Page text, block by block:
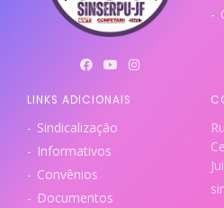
LINKS ADICIONAIS
Sindicalização
Informativos
Convênios
Documentos